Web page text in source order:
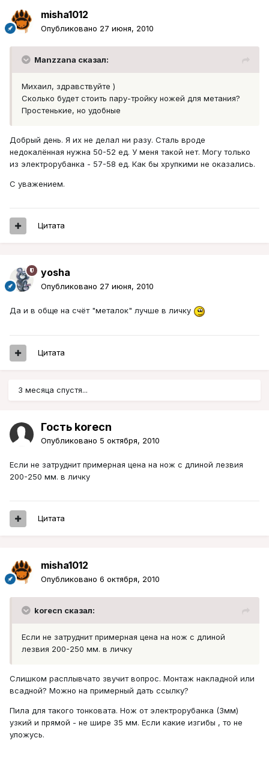
misha1012
Опубликовано 27 июня, 2010
Manzzana сказал:
Михаил, здравствуйте )
Сколько будет стоить пару-тройку ножей для метания?
Простенькие, но удобные
Добрый день. Я их не делал ни разу. Сталь вроде
недокалённая нужна 50-52 ед. У меня такой нет. Могу только
из электрорубанка - 57-58 ед. Как бы хрупкими не оказались.
С уважением.
Цитата
yosha
Опубликовано 27 июня, 2010
Да и в обще на счёт "металок" лучше в личку
Цитата
3 месяца спустя...
Гость korecn
Опубликовано 5 октября, 2010
Если не затруднит примерная цена на нож с длиной лезвия
200-250 мм. в личку
Цитата
misha1012
Опубликовано 6 октября, 2010
korecn сказал:
Если не затруднит примерная цена на нож с длиной
лезвия 200-250 мм. в личку
Слишком расплывчато звучит вопрос. Монтаж накладной или
всадной? Можно на примерный дать ссылку?
Пила для такого тонковата. Нож от электрорубанка (3мм)
узкий и прямой - не шире 35 мм. Если какие изгибы , то не
уложусь.